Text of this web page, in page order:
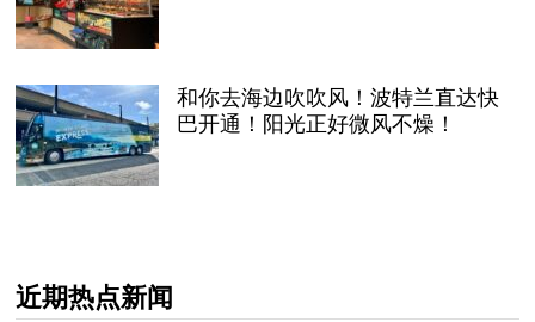
和你去海边吹吹风！波特兰直达快
巴开通！阳光正好微风不燥！
近期热点新闻